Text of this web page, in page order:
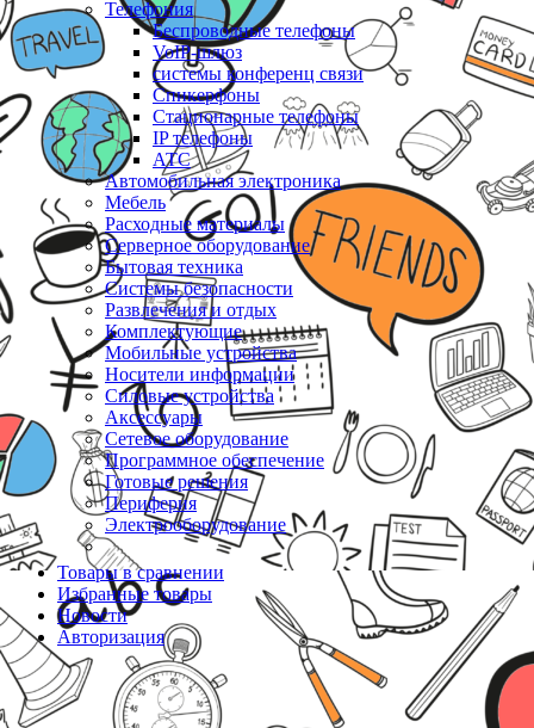
Телефония
Беспроводные телефоны
VoIP-шлюз
системы конференц связи
Спикерфоны
Стационарные телефоны
IP телефоны
АТС
Автомобильная электроника
Мебель
Расходные материалы
Серверное оборудование
Бытовая техника
Системы безопасности
Развлечения и отдых
Комплектующие
Мобильные устройства
Носители информации
Силовые устройства
Аксессуары
Сетевое оборудование
Программное обеспечение
Готовые решения
Периферия
Электрооборудование
Товары в сравнении
Избранные товары
Новости
Авторизация